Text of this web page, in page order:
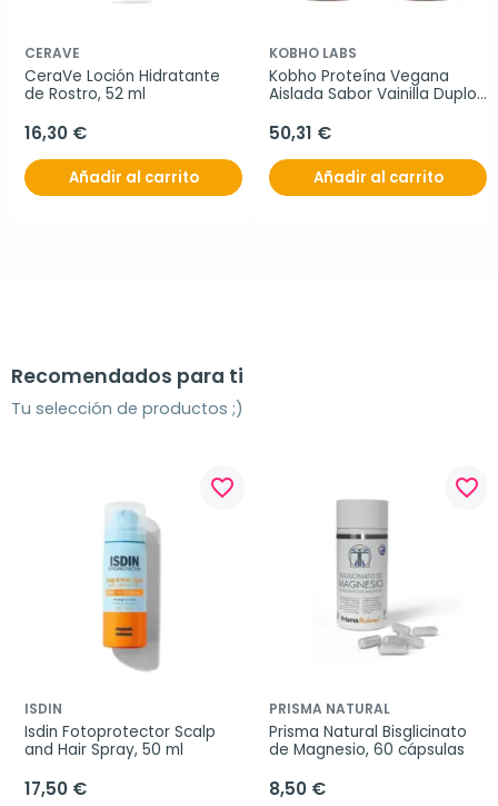
CERAVE
CeraVe Loción Hidratante
de Rostro, 52 ml
16,30 €
Añadir al carrito
KOBHO LABS
Kobho Proteína Vegana
Aislada Sabor Vainilla Duplo,
50,31 €
Añadir al carrito
Recomendados para ti
Tu selección de productos ;)
favorite_border
ISDIN
Isdin Fotoprotector Scalp
and Hair Spray, 50 ml
17,50 €
favorite_border
PRISMA NATURAL
Prisma Natural Bisglicinato
de Magnesio, 60 cápsulas
8,50 €